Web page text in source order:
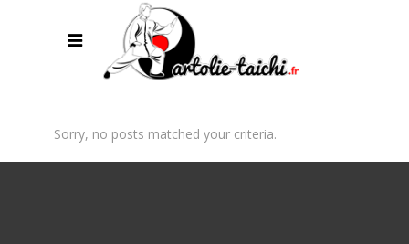
Sorry, no posts matched your criteria.